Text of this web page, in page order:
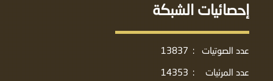
إحصائيات الشبكة
عدد الصوتيات :
13837
عدد المرئيات
:
14353